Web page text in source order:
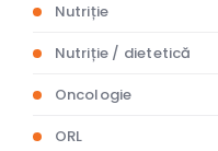
Nutriție
Nutriție / dietetică
Oncologie
ORL